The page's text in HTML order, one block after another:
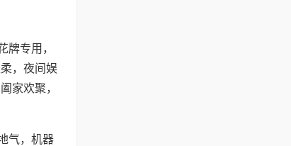
专用，
，夜间娱
家欢聚，
气，机器